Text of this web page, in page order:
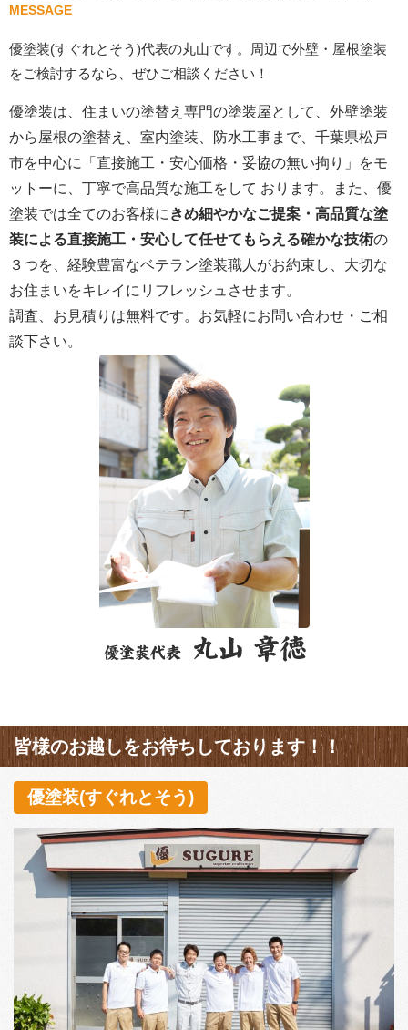
MESSAGE
優塗装(すぐれとそう)代表の丸山です。周辺で外壁・屋根塗装
をご検討するなら、ぜひご相談ください！
優塗装は、住まいの塗替え専門の塗装屋として、外壁塗装
から屋根の塗替え、室内塗装、防水工事まで、千葉県松戸
市を中心に「直接施工・安心価格・妥協の無い拘り」をモ
ットーに、丁寧で高品質な施工をして おります。また、優
塗装では全てのお客様に きめ細やかなご提案・高品質な塗
装による直接施工・安心して任せてもらえる確かな技術の
３つを、経験豊富なベテラン塗装職人がお約束し、大切な
お住まいをキレイにリフレッシュさせます。
調査、お見積りは無料です。お気軽にお問い合わせ・ご相
談下さい。
皆様のお越しをお待ちしております！！
優塗装(すぐれとそう)